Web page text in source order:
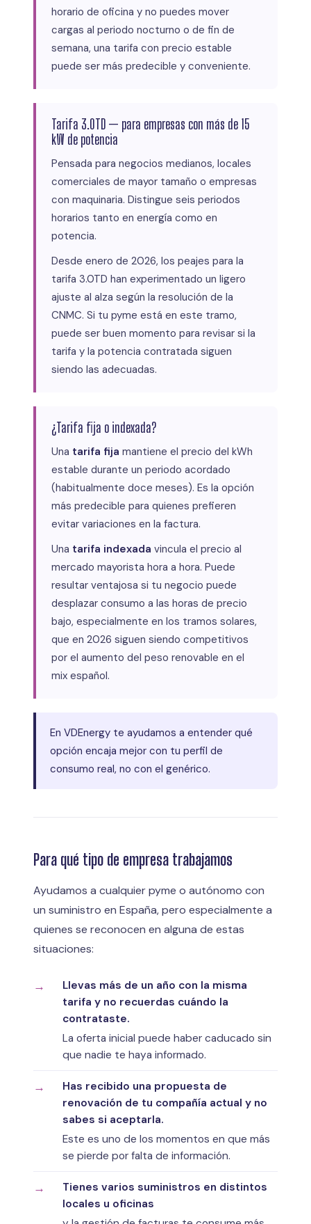
horario de oficina y no puedes mover
cargas al periodo nocturno o de fin de
semana, una tarifa con precio estable
puede ser más predecible y conveniente.
Tarifa 3.0TD — para empresas con más de 15
kW de potencia
Pensada para negocios medianos, locales
comerciales de mayor tamaño o empresas
con maquinaria. Distingue seis periodos
horarios tanto en energía como en
potencia.
Desde enero de 2026, los peajes para la
tarifa 3.0TD han experimentado un ligero
ajuste al alza según la resolución de la
CNMC. Si tu pyme está en este tramo,
puede ser buen momento para revisar si la
tarifa y la potencia contratada siguen
siendo las adecuadas.
¿Tarifa fija o indexada?
Una tarifa fija mantiene el precio del kWh
estable durante un periodo acordado
(habitualmente doce meses). Es la opción
más predecible para quienes prefieren
evitar variaciones en la factura.
Una tarifa indexada vincula el precio al
mercado mayorista hora a hora. Puede
resultar ventajosa si tu negocio puede
desplazar consumo a las horas de precio
bajo, especialmente en los tramos solares,
que en 2026 siguen siendo competitivos
por el aumento del peso renovable en el
mix español.
En VDEnergy te ayudamos a entender qué
opción encaja mejor con tu perfil de
consumo real, no con el genérico.
Para qué tipo de empresa trabajamos
Ayudamos a cualquier pyme o autónomo con
un suministro en España, pero especialmente a
quienes se reconocen en alguna de estas
situaciones:
Llevas más de un año con la misma
tarifa y no recuerdas cuándo la
contrataste.
La oferta inicial puede haber caducado sin
que nadie te haya informado.
Has recibido una propuesta de
renovación de tu compañía actual y no
sabes si aceptarla.
Este es uno de los momentos en que más
se pierde por falta de información.
Tienes varios suministros en distintos
locales u oficinas